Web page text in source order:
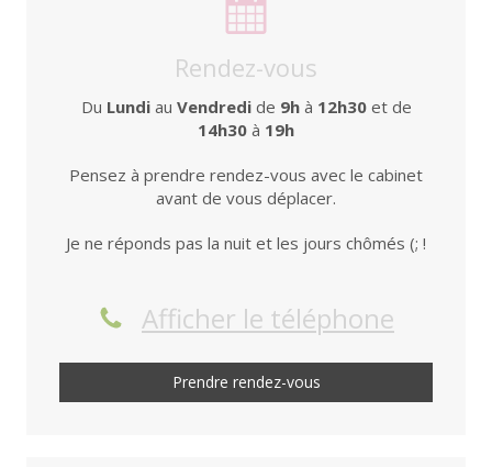
Rendez-vous
Du Lundiau Vendredide 9hà 12h30et de
14h30 à 19h
Pensez à prendre rendez-vous avec le cabinet
avant de vous déplacer.
Je ne réponds pas la nuit et les jours chômés (; !
Afficher le téléphone
Prendre rendez-vous